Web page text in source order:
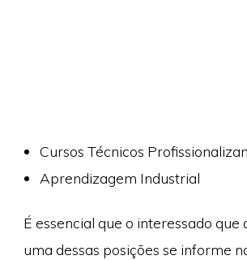
Cursos Técnicos
Aprendizagem Industrial
É essencial que o interessado
uma dessas posições se informe